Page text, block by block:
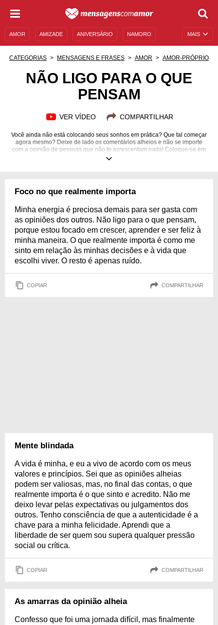
MAIS
AMOR AMIZADE ANIVERSÁRIO NAMORO
UNIVERSO FEMININO
MENSAGENS DE ANIVERSÁRIO
CATEGORIAS MENSAGENS E FRASES AMOR AMOR-PRÓPRIO
NÃO LIGO PARA O QUE
PENSAM
VER VÍDEO COMPARTILHAR
Você ainda não está colocando seus sonhos em prática? Que tal começar
agora mesmo? Deixe de lado os comentários alheios e não se importe
com a opinião de pessoas que não te acrescentam nada! Coloque-se em
primeiro lugar e viva de acordo com seus próprios ideais.
Foco no que realmente importa
Minha energia é preciosa demais para ser gasta com
as opiniões dos outros. Não ligo para o que pensam,
porque estou focado em crescer, aprender e ser feliz à
minha maneira. O que realmente importa é como me
sinto em relação às minhas decisões e à vida que
escolhi viver. O resto é apenas ruído.
COPIAR COMPARTILHAR
Mente blindada
A vida é minha, e eu a vivo de acordo com os meus
valores e princípios. Sei que as opiniões alheias
podem ser valiosas, mas, no final das contas, o que
realmente importa é o que sinto e acredito. Não me
deixo levar pelas expectativas ou julgamentos dos
outros. Tenho consciência de que a autenticidade é a
chave para a minha felicidade. Aprendi que a
liberdade de ser quem sou supera qualquer pressão
social ou crítica.
COPIAR COMPARTILHAR
As amarras da opinião alheia
Confesso que foi uma jornada difícil, mas finalmente